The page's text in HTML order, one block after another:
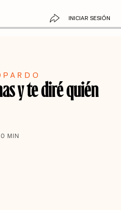
INICIAR SESIÓN
y te diré quién
MIN